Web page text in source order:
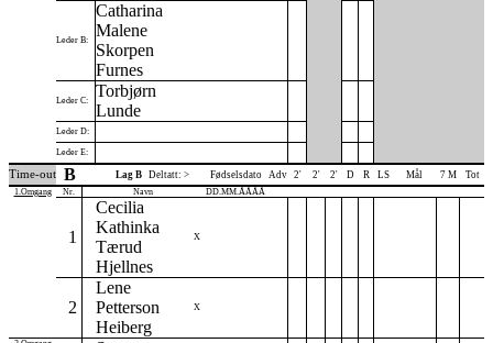
Leder B:
Catharina
Malene
Skorpen
Furnes
Leder C:
Torbjørn
Lunde
Leder D:
Leder E:
Time-out B Lag B Deltatt: > Fødselsdato Adv 2' 2' 2' D R LS Mål 7 M Tot
1.Omgang Nr. Navn DD.MM.ÅÅÅÅ
1
Cecilia
Kathinka
Tærud
Hjellnes
X
2
Lene
Petterson
Heiberg
X